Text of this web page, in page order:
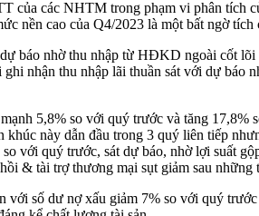
của các NHTM trong phạm vi phân tích
nền cao của Q4/2023 là một bất ngờ
báo nhờ thu nhập từ HĐKD ngoài cốt
nhận thu nhập lãi thuần sát với dự báo
5,8% so với quý trước và tăng 17,8%
khúc này dẫn đầu trong 3 quý liên tiếp
với quý trước, sát dự báo, nhờ lợi suất
& tài trợ thương mại sụt giảm sau
với số dư nợ xấu giảm 7% so với quý